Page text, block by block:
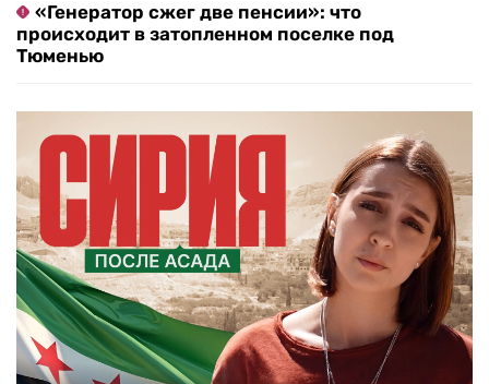
«Генератор сжег две пенсии»: что
происходит в затопленном поселке под
Тюменью